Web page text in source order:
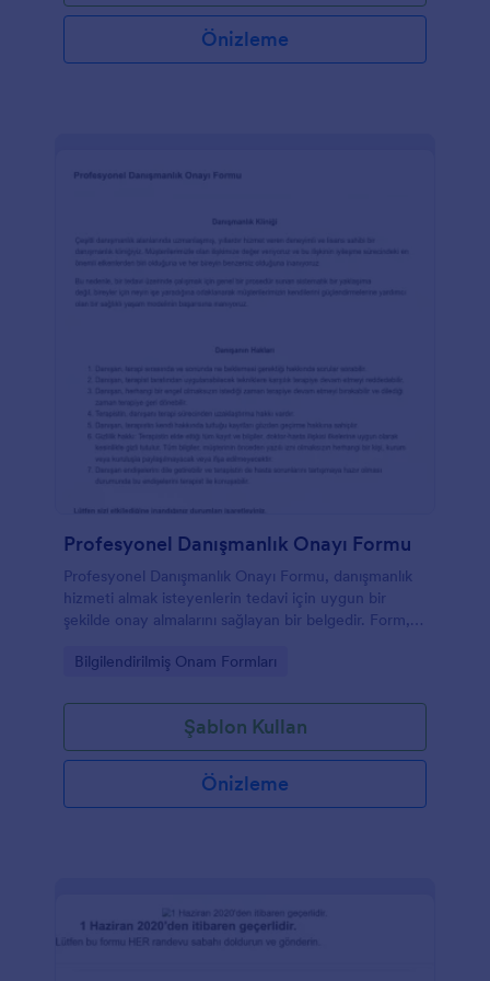
Önizleme
Profesyonel Danışmanlık Onayı Formu
Profesyonel Danışmanlık Onayı Formu, danışmanlık
hizmeti almak isteyenlerin tedavi için uygun bir
şekilde onay almalarını sağlayan bir belgedir. Form,
hizmetler ve sözleşmeye ilişkin bilgileri içerir. Bu
hakkında bilgi verilmesine de yardımcı olur.
Profesyonel Danışmanlık Onayı Formu, terapi almak
isteyen danışanlar tarafından kolayca doldurulabilir
ve danışman tarafından da referans olarak
Go to Category:
Bilgilendirilmiş Onam Formları
Şablon Kullan
Önizleme